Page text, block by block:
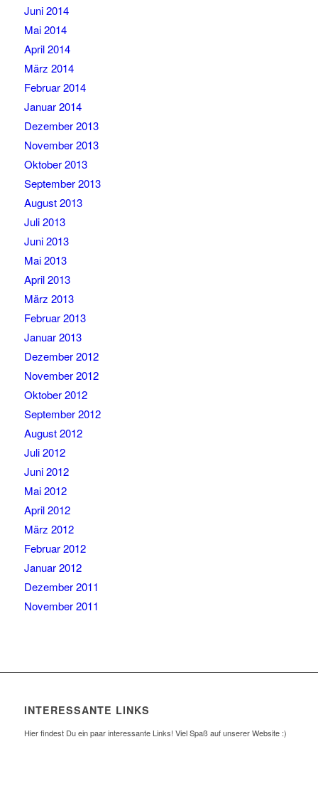
Juni 2014
Mai 2014
April 2014
März 2014
Februar 2014
Januar 2014
Dezember 2013
November 2013
Oktober 2013
September 2013
August 2013
Juli 2013
Juni 2013
Mai 2013
April 2013
März 2013
Februar 2013
Januar 2013
Dezember 2012
November 2012
Oktober 2012
September 2012
August 2012
Juli 2012
Juni 2012
Mai 2012
April 2012
März 2012
Februar 2012
Januar 2012
Dezember 2011
November 2011
INTERESSANTE LINKS
Hier findest Du ein paar interessante Links! Viel Spaß auf unserer Website :)